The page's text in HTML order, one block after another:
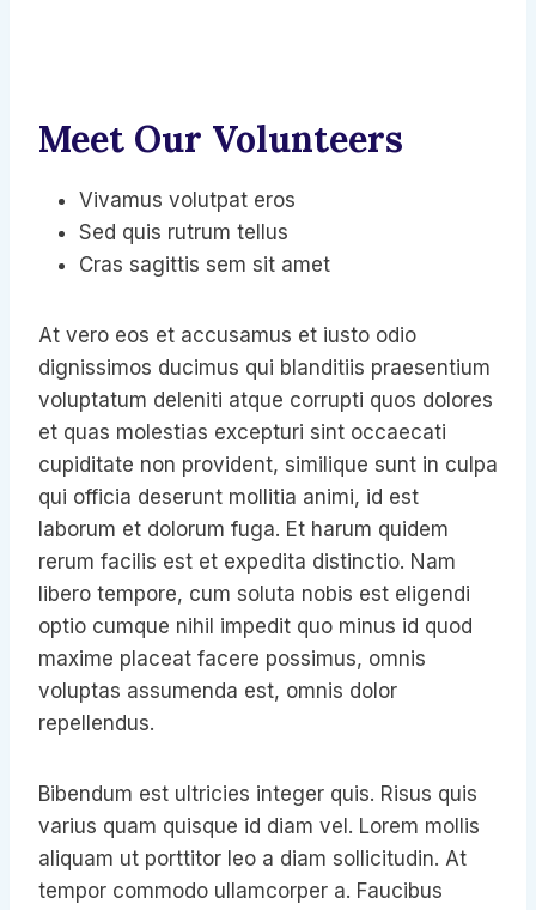
Meet Our Volunteers
Vivamus volutpat eros
Sed quis rutrum tellus
Cras sagittis sem sit amet
At vero eos et accusamus et iusto odio
dignissimos ducimus qui blanditiis praesentium
voluptatum deleniti atque corrupti quos dolores
et quas molestias excepturi sint occaecati
cupiditate non provident, similique sunt in culpa
qui officia deserunt mollitia animi, id est
laborum et dolorum fuga. Et harum quidem
rerum facilis est et expedita distinctio. Nam
libero tempore, cum soluta nobis est eligendi
optio cumque nihil impedit quo minus id quod
maxime placeat facere possimus, omnis
voluptas assumenda est, omnis dolor
repellendus.
Bibendum est ultricies integer quis. Risus quis
varius quam quisque id diam vel. Lorem mollis
aliquam ut porttitor leo a diam sollicitudin. At
tempor commodo ullamcorper a. Faucibus